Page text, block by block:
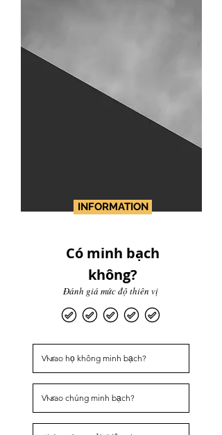
INFORMATION
Có minh bạch
không?
Đánh giá mức độ thiên vị